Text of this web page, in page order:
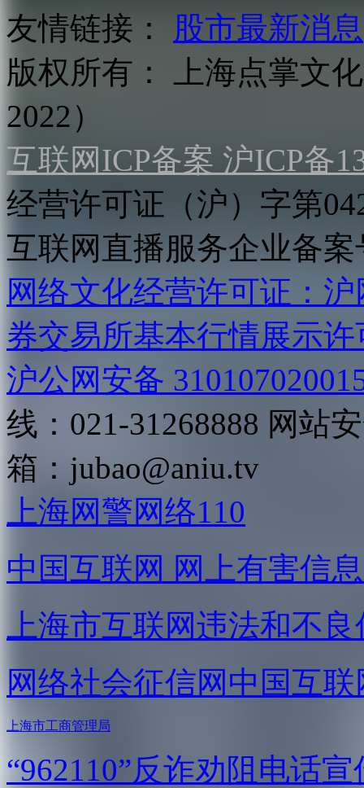
友情链接：
股市最新消息
版权所有：
上海点掌文
2022）
互联网ICP备案 沪ICP备
经营许可证（沪）字第
互联网直播服务企业备案
网络文化经营许可证：
券交易所基本行情展示许
沪公网安备
线：021-31268888 网站
箱： jubao@aniu.tv
上海网警网络110
中国互联网 网上有害信
上海市互联网违法和不
网络社会征信网 中国互
上海市工商管理局
“962110”反诈劝阻电话宣